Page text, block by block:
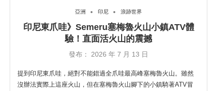
亞洲 印尼 浪跡世界
印尼東爪哇》Semeru塞梅魯火山小鎮ATV體
驗！直面活火山的震撼
發布： 2026 年 7 月 13 日
提到印尼東爪哇，絕對不能錯過全爪哇最高峰塞梅魯火山。雖然
沒辦法實際上這座火山，但在塞梅魯火山腳下的小鎮騎著ATV冒